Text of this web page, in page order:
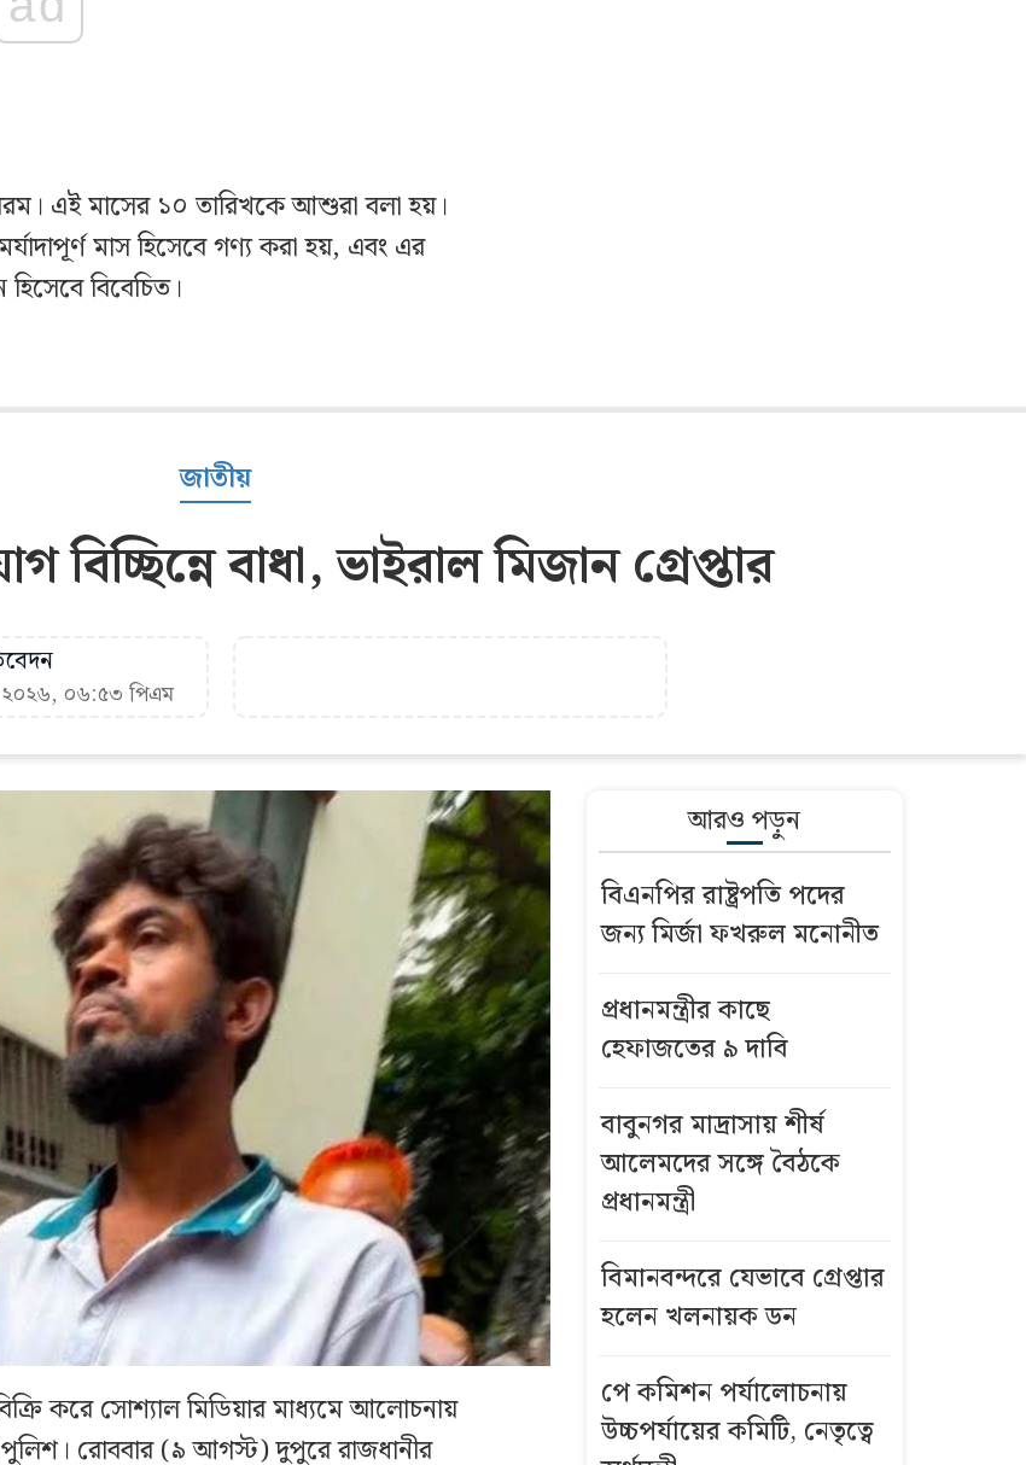
এই মাসের ১০ তারিখকে আশুরা বলা হয়।
মাস হিসেবে গণ্য করা হয়, এবং এর
বিবেচিত।
জাতীয়
বাধা, ভাইরাল মিজান গ্রেপ্তার
০৬:৫৩ পিএম
করে সোশ্যাল মিডিয়ার মাধ্যমে আলোচনায়
রোববার (৯ আগস্ট) দুপুরে রাজধানীর
আরও পড়ুন
বিএনপির রাষ্ট্রপতি পদের
জন্য মির্জা ফখরুল মনোনীত
প্রধানমন্ত্রীর কাছে
হেফাজতের ৯ দাবি
বাবুনগর মাদ্রাসায় শীর্ষ
আলেমদের সঙ্গে বৈঠকে
প্রধানমন্ত্রী
বিমানবন্দরে যেভাবে গ্রেপ্তার
হলেন খলনায়ক ডন
পে কমিশন পর্যালোচনায়
উচ্চপর্যায়ের কমিটি, নেতৃত্বে